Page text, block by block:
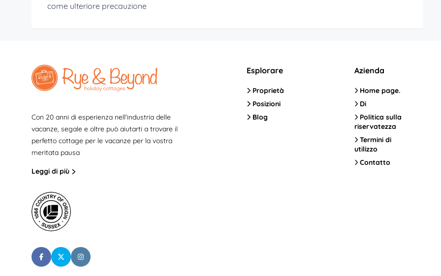
come ulteriore precauzione
Con 20 anni di esperienza nell'industria delle
vacanze, segale e oltre può aiutarti a trovare il
perfetto cottage per le vacanze per la vostra
meritata pausa
Leggi di più
Esplorare
Proprietà
Posizioni
Blog
Azienda
Home page.
Di
Politica sulla
riservatezza
Termini di
utilizzo
Contatto